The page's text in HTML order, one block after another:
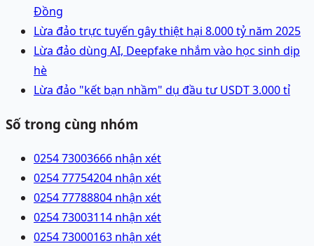
Đồng
Lừa đảo trực tuyến gây thiệt hại 8.000 tỷ năm 2025
Lừa đảo dùng AI, Deepfake nhắm vào học sinh dịp
hè
Lừa đảo "kết bạn nhầm" dụ đầu tư USDT 3.000 tỉ
Số trong cùng nhóm
0254 73003666 nhận xét
0254 77754204 nhận xét
0254 77788804 nhận xét
0254 73003114 nhận xét
0254 73000163 nhận xét